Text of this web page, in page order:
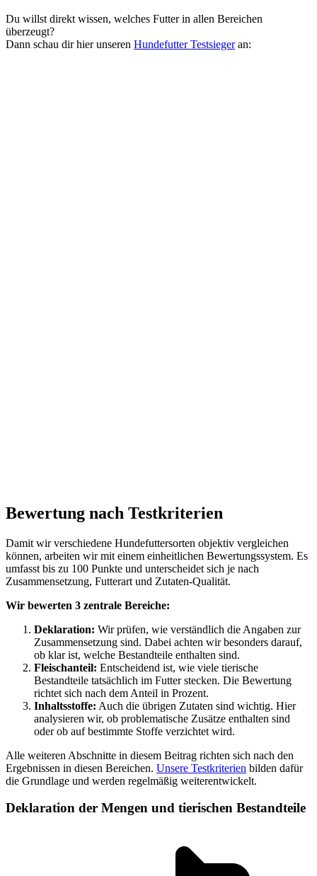
Du willst direkt wissen, welches Futter in allen Bereichen
überzeugt?
Dann schau dir hier unseren Hundefutter Testsiegeran:
Bewertung nach Testkriterien
Damit wir verschiedene Hundefuttersorten objektiv vergleichen
können, arbeiten wir mit einem einheitlichen Bewertungssystem. Es
umfasst bis zu 100 Punkte und unterscheidet sich je nach
Zusammensetzung, Futterart und Zutaten-Qualität.
Wir bewerten 3 zentrale Bereiche:
Deklaration: Wir prüfen, wie verständlich die Angaben zur
Zusammensetzung sind. Dabei achten wir besonders darauf,
ob klar ist, welche Bestandteile enthalten sind.
Fleischanteil: Entscheidend ist, wie viele tierische
Bestandteile tatsächlich im Futter stecken. Die Bewertung
richtet sich nach dem Anteil in Prozent.
Inhaltsstoffe: Auch die übrigen Zutaten sind wichtig. Hier
analysieren wir, ob problematische Zusätze enthalten sind
oder ob auf bestimmte Stoffe verzichtet wird.
Alle weiteren Abschnitte in diesem Beitrag richten sich nach den
Ergebnissen in diesen Bereichen. Unsere Testkriterien bilden dafür
die Grundlage und werden regelmäßig weiterentwickelt.
Deklaration der Mengen und tierischen Bestandteile